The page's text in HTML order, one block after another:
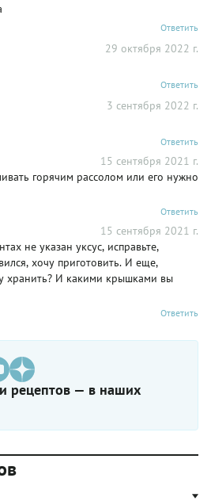
Ответить
29 октября 2022 г.
Ответить
3 сентября 2022 г.
Ответить
15 сентября 2021 г.
горячим рассолом или его нужно
Ответить
15 сентября 2021 г.
не указан уксус, исправьте,
хочу приготовить. И еще,
хранить? И какими крышками вы
Ответить
рецептов — в наших